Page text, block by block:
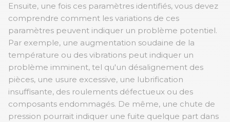
Ensuite, une fois ces paramètres identifiés, vous devez
comprendre comment les variations de ces
paramètres peuvent indiquer un problème potentiel.
Par exemple, une augmentation soudaine de la
température ou des vibrations peut indiquer un
problème imminent, tel qu'un désalignement des
pièces, une usure excessive, une lubrification
insuffisante, des roulements défectueux ou des
composants endommagés. De même, une chute de
pression pourrait indiquer une fuite quelque part dans